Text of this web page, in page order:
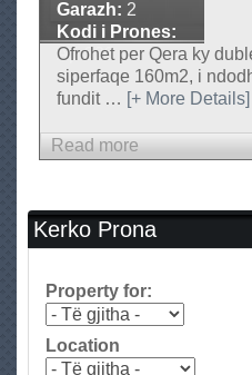
Q
e
r
a
2
+
Garazh: 2
Kodi i Prones:
Ap-322
Ofrohet per Qera ky
siperfaqe 160m2, i
fundit … [+ More Details]
Read more
u
t
u
b
l
Kerko Prona
Property for:
Location